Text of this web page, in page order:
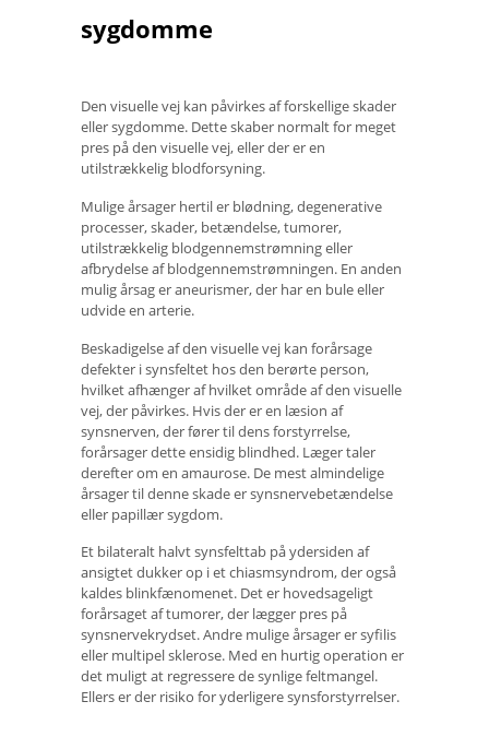
sygdomme
Den visuelle vej kan påvirkes af forskellige skader
eller sygdomme. Dette skaber normalt for meget
pres på den visuelle vej, eller der er en
utilstrækkelig blodforsyning.
Mulige årsager hertil er blødning, degenerative
processer, skader, betændelse, tumorer,
utilstrækkelig blodgennemstrømning eller
afbrydelse af blodgennemstrømningen. En anden
mulig årsag er aneurismer, der har en bule eller
udvide en arterie.
Beskadigelse af den visuelle vej kan forårsage
defekter i synsfeltet hos den berørte person,
hvilket afhænger af hvilket område af den visuelle
vej, der påvirkes. Hvis der er en læsion af
synsnerven, der fører til dens forstyrrelse,
forårsager dette ensidig blindhed. Læger taler
derefter om en amaurose. De mest almindelige
årsager til denne skade er synsnervebetændelse
eller papillær sygdom.
Et bilateralt halvt synsfelttab på ydersiden af ​​
ansigtet dukker op i et chiasmsyndrom, der også
kaldes blinkfænomenet. Det er hovedsageligt
forårsaget af tumorer, der lægger pres på
synsnervekrydset. Andre mulige årsager er syfilis
eller multipel sklerose. Med en hurtig operation er
det muligt at regressere de synlige feltmangel.
Ellers er der risiko for yderligere synsforstyrrelser.